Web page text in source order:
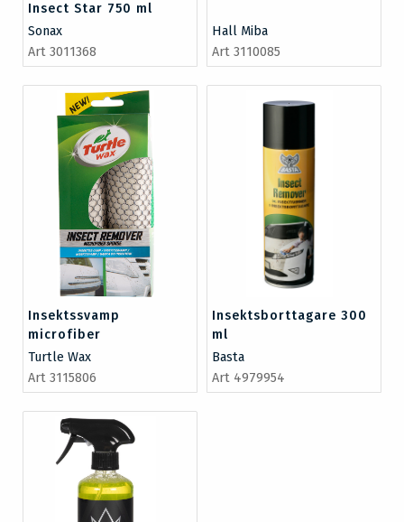
Insect Star 750 ml
Sonax
Art 3011368
Hall Miba
Art 3110085
Insektssvamp
microfiber
Turtle Wax
Art 3115806
Insektsborttagare 300
ml
Basta
Art 4979954